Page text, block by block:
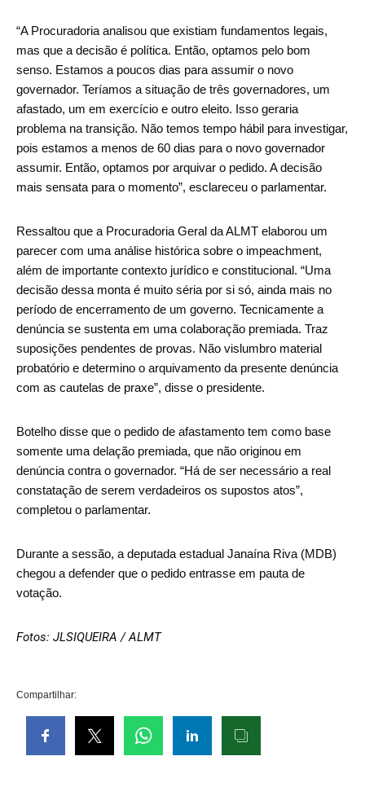
“A Procuradoria analisou que existiam fundamentos legais,
mas que a decisão é política. Então, optamos pelo bom
senso. Estamos a poucos dias para assumir o novo
governador. Teríamos a situação de três governadores, um
afastado, um em exercício e outro eleito. Isso geraria
problema na transição. Não temos tempo hábil para investigar,
pois estamos a menos de 60 dias para o novo governador
assumir. Então, optamos por arquivar o pedido. A decisão
mais sensata para o momento”, esclareceu o parlamentar.
Ressaltou que a Procuradoria Geral da ALMT elaborou um
parecer com uma análise histórica sobre o impeachment,
além de importante contexto jurídico e constitucional. “Uma
decisão dessa monta é muito séria por si só, ainda mais no
período de encerramento de um governo. Tecnicamente a
denúncia se sustenta em uma colaboração premiada. Traz
suposições pendentes de provas. Não vislumbro material
probatório e determino o arquivamento da presente denúncia
com as cautelas de praxe”, disse o presidente.
Botelho disse que o pedido de afastamento tem como base
somente uma delação premiada, que não originou em
denúncia contra o governador. “Há de ser necessário a real
constatação de serem verdadeiros os supostos atos”,
completou o parlamentar.
Durante a sessão, a deputada estadual Janaína Riva (MDB)
chegou a defender que o pedido entrasse em pauta de
votação.
Fotos: JLSIQUEIRA / ALMT
Compartilhar: